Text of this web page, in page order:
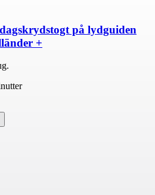
på lydguiden
+